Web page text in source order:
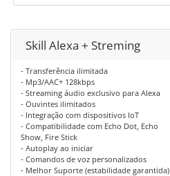
Skill Alexa + Streming
- Transferência ilimitada
- Mp3/AAC+ 128kbps
- Streaming áudio exclusivo para Alexa
- Ouvintes ilimitados
- Integração com dispositivos IoT
- Compatibilidade com Echo Dot, Echo
Show, Fire Stick
- Autoplay ao iniciar
- Comandos de voz personalizados
- Melhor Suporte (estabilidade garantida)